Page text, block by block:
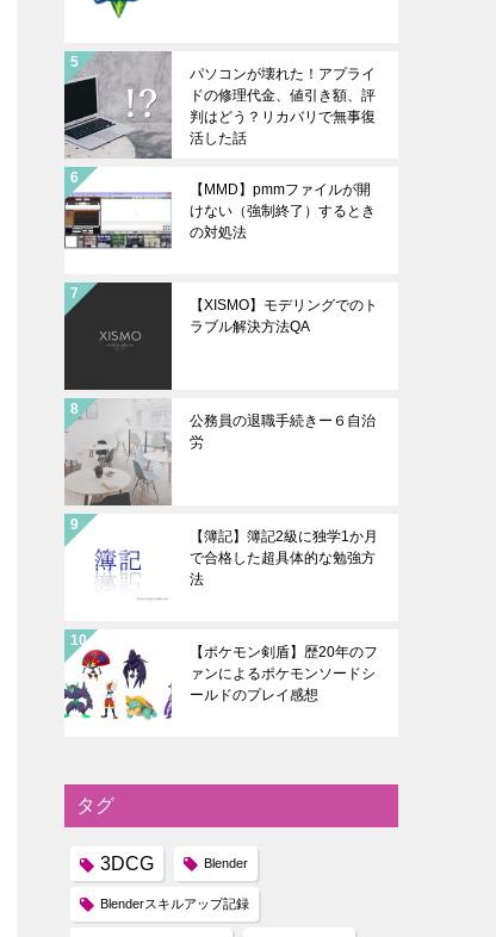
パソコンが壊れた！アプライ
ドの修理代金、値引き額、評
判はどう？リカバリで無事復
活した話
【MMD】pmmファイルが開
けない（強制終了）するとき
の対処法
【XISMO】モデリングでのト
ラブル解決方法QA
公務員の退職手続きー６自治
労
【簿記】簿記2級に独学1か月
で合格した超具体的な勉強方
法
【ポケモン剣盾】歴20年のフ
ァンによるポケモンソードシ
ールドのプレイ感想
タグ
3DCG Blender
Blenderスキルアップ記録